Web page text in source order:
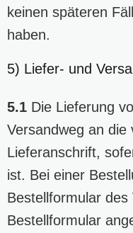
keinen späteren
haben.
5) Liefer- und
5.1 Die Lieferung
Versandweg an die
Lieferanschrift,
ist. Bei einer
Bestellformular
Bestellformular